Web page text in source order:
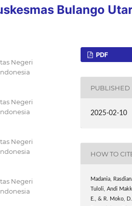
Bulango
Negeri
Negeri
Negeri
Negeri
PDF
PUBLISHED
2025-02-10
HOW TO
Madania,
Tuloli, Andi
E., & R. Moko,